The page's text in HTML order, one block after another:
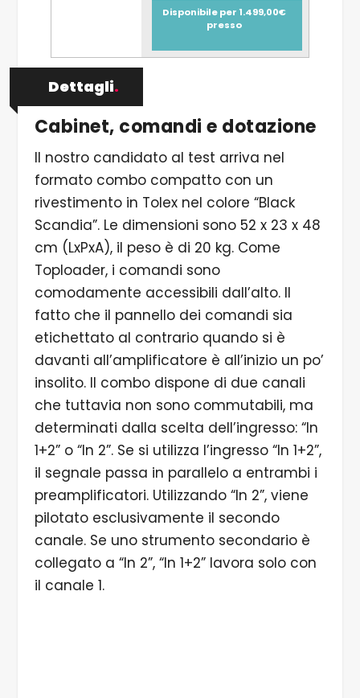
Disponibile per 1.499,00€
presso
Dettagli.
Cabinet, comandi e dotazione
Il nostro candidato al test arriva nel
formato combo compatto con un
rivestimento in Tolex nel colore “Black
Scandia”. Le dimensioni sono 52 x 23 x 48
cm (LxPxA), il peso è di 20 kg. Come
Toploader, i comandi sono
comodamente accessibili dall’alto. Il
fatto che il pannello dei comandi sia
etichettato al contrario quando si è
davanti all’amplificatore è all’inizio un po’
insolito. Il combo dispone di due canali
che tuttavia non sono commutabili, ma
determinati dalla scelta dell’ingresso: “In
1+2” o “In 2”. Se si utilizza l’ingresso “In 1+2”,
il segnale passa in parallelo a entrambi i
preamplificatori. Utilizzando “In 2”, viene
pilotato esclusivamente il secondo
canale. Se uno strumento secondario è
collegato a “In 2”, “In 1+2” lavora solo con
il canale 1.